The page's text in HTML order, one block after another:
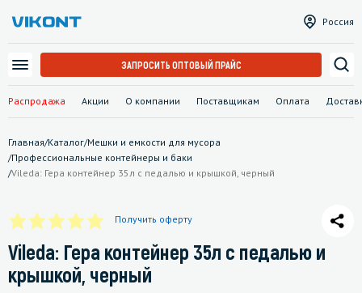
Распродажа Акции О компании Поставщикам Оплата
Россия
ЗАПРОСИТЬ ОПТОВЫЙ ПРАЙС
Главная/Каталог/Мешки и емкости для мусора
/Профессиональные контейнеры и баки
/Vileda: Гера контейнер 35л с педалью и крышкой, черный
Получить оферту
Vileda: Гера контейнер 35л с педалью и
крышкой, черный